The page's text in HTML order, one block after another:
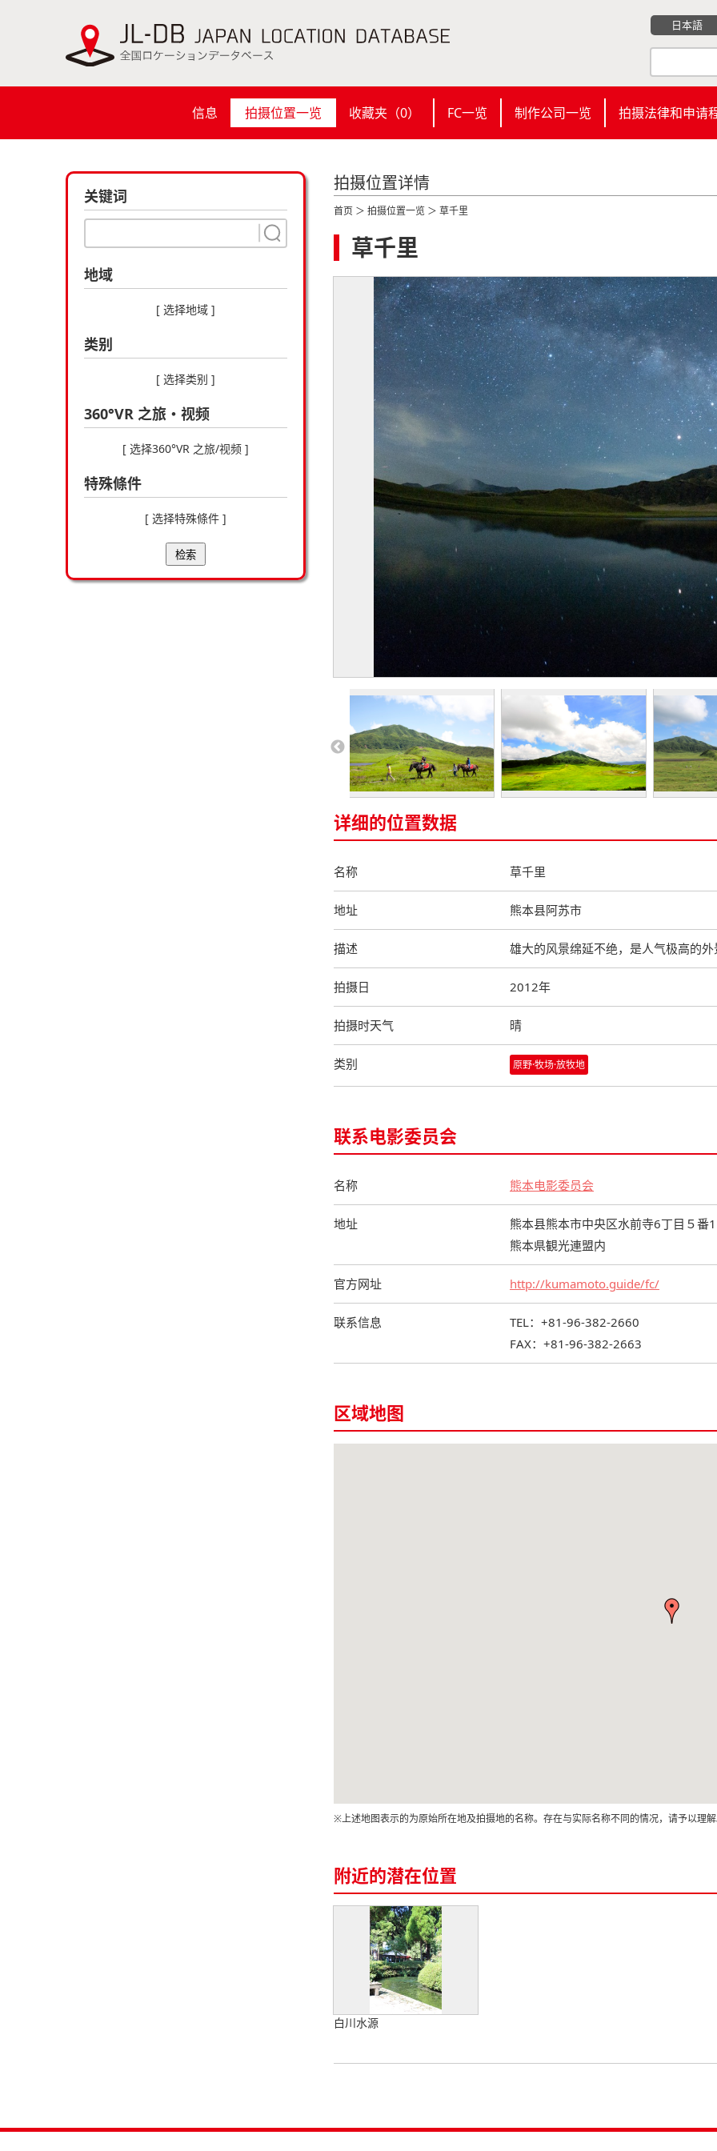
日本語
信息 拍摄位置一览 收藏夹（0） FC一览 制作公司一览 拍摄法律和申请
关键词
地域
[ 选择地域 ]
类别
[ 选择类别 ]
360°VR 之旅・视频
[ 选择360°VR 之旅/视频 ]
特殊條件
[ 选择特殊條件 ]
检索
拍摄位置详情
首页 ＞ 拍摄位置一览 ＞ 草千里
草千里
详细的位置数据
名称 草千里
地址 熊本县阿苏市
描述 雄大的风景绵延不绝，是人气极高的
拍摄日 2012年
拍摄时天气 晴
类别 原野·牧场·放牧地
联系电影委员会
名称 熊本电影委员会
地址
熊本县熊本市中央区水前寺6丁目５番
熊本県観光連盟内
官方网址 http://kumamoto.guide/fc/
联系信息
TEL：+81-96-382-2660
FAX：+81-96-382-2663
区域地图
※上述地图表示的为原始所在地及拍摄地的名称。存在与实际名称不同的情况，请予以理
附近的潜在位置
白川水源